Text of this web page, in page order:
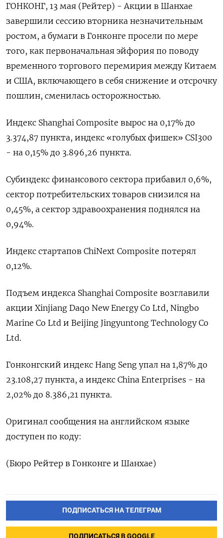
ГОНКОНГ, 13 мая (Рейтер) - Акции в Шанхае
завершили сессию вторника незначительным
ростом, а бумаги в Гонконге просели по мере
того, как первоначальная эйфория по поводу
временного торгового перемирия между Китаем
и США, включающего в себя снижение и отсрочку
пошлин, сменилась осторожностью.
Индекс Shanghai Composite вырос на 0,17% до
3.374,87 пункта, индекс «голубых фишек» CSI300
- на 0,15% до 3.896,26 пункта.
Субиндекс финансового сектора прибавил 0,6%,
сектор потребительских товаров снизился на
0,45%, а сектор здравоохранения поднялся на
0,94%.
Индекс стартапов ChiNext Composite потерял
0,12%.
Подъем индекса Shanghai Composite возглавили
акции Xinjiang Daqo New Energy Co Ltd, Ningbo
Marine Co Ltd и Beijing Jingyuntong Technology Co
Ltd.
Гонконгский индекс Hang Seng упал на 1,87% до
23.108,27​ пункта, а индекс China Enterprises - на
2,02% до 8.386,21 пункта.
Оригинал сообщения на английском языке
доступен по коду:
(Бюро Рейтер в Гонконге и Шанхае)
ПОДПИСАТЬСЯ НА ТЕЛЕГРАМ
ПОДПИСАТЬСЯ В GOOGLE